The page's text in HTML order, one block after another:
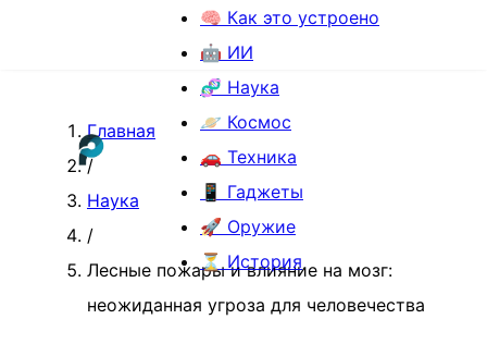
🧠 Как это устроено
🤖 ИИ
🧬 Наука
🪐 Космос
🚗 Техника
📱 Гаджеты
🚀 Оружие
⏳ История
Главная
/
Наука
/
Лесные пожары и влияние на мозг:
неожиданная угроза для человечества